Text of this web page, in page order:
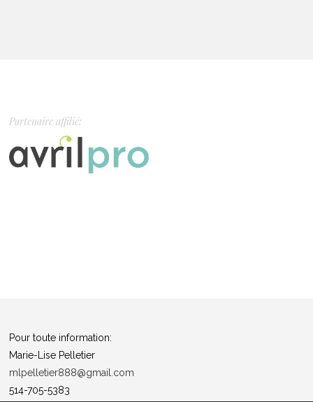
Partenaire affilié:
Pour toute information:
Marie-Lise Pelletier
mlpelletier888@gmail.com
514-705-5383